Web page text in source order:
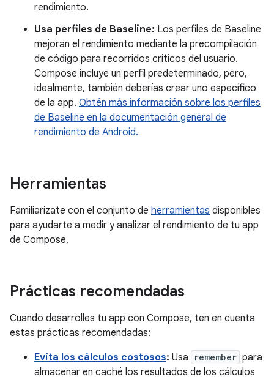
rendimiento.
Usa perfiles de Baseline: Los perfiles de Baseline
mejoran el rendimiento mediante la precompilación
de código para recorridos críticos del usuario.
Compose incluye un perfil predeterminado, pero,
idealmente, también deberías crear uno específico
de la app. Obtén más información sobre los perfiles
de Baseline en la documentación general de
rendimiento de Android.
Herramientas
Familiarízate con el conjunto de herramientas disponibles
para ayudarte a medir y analizar el rendimiento de tu app
de Compose.
Prácticas recomendadas
Cuando desarrolles tu app con Compose, ten en cuenta
estas prácticas recomendadas:
Evita los cálculos costosos: Usa remember para
almacenar en caché los resultados de los cálculos